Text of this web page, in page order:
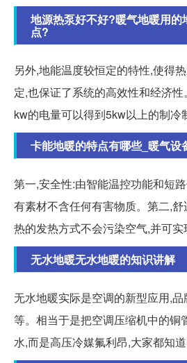
地源热泵好不好?暖气地暖用的
点?
另外,地能温度较恒定的特性,使得
定,也保证了系统的高效性和经济
kw的电量可以得到5kw以上的制冷
卡能地暖的特点有哪些_暖气设
第一,安全性:由智能温控功能和短
有素材不含任何有害物质。第二,
热的发热方式不会污染空气,并可实
无水地暖无水地暖的知识讲解
无水地暖实际是空调的新型应用,
等。相当于是把空调压缩机中的铜
水,而是高压冷媒氟利昂,大家都知道